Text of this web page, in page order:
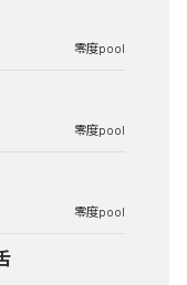
零度pool
零度pool
零度pool